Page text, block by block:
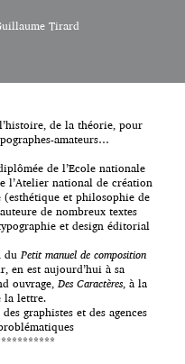
noires, harmonieuses sur le
Tirard
de la théorie, pour
amateurs…
de l’Ecole nationale
l’Atelier national de création
et philosophie de
de nombreux textes
et design éditorial
duPetit manuel de composition
en est aujourd’hui à sa
ouvrage, Des Caractères, à la
la lettre.
graphistes et des agences